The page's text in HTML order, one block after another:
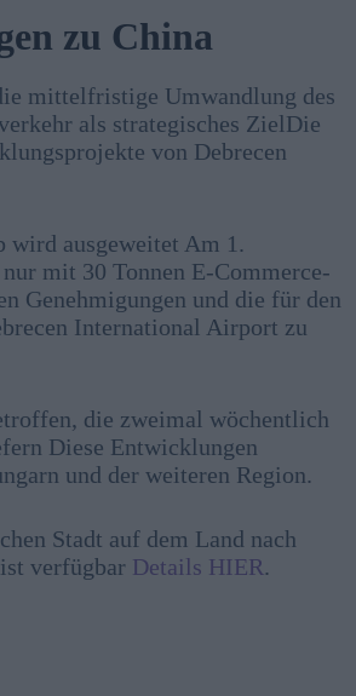
zu China
mittelfristige Umwandlung des
als strategisches ZielDie
von Debrecen
wird ausgeweitet Am 1.
mit 30 Tonnen E-Commerce-
Genehmigungen und die für den
International Airport zu
die zweimal wöchentlich
Diese Entwicklungen
und der weiteren Region.
Stadt auf dem Land nach
verfügbar Details HIER.